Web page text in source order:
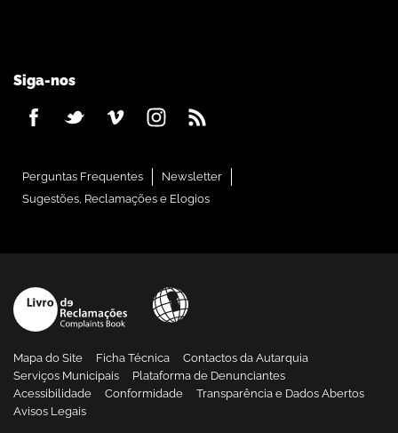
Siga-nos
Perguntas Frequentes
Newsletter
Sugestões, Reclamações e Elogios
Mapa do Site Ficha Técnica
Contactos da Autarquia
Serviços Municipais
Plataforma de Denunciantes
Acessibilidade
Conformidade
Transparência e Dados Abertos
Avisos Legais